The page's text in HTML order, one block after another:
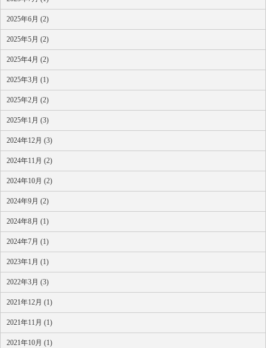
2025年6月 (2)
2025年5月 (2)
2025年4月 (2)
2025年3月 (1)
2025年2月 (2)
2025年1月 (3)
2024年12月 (3)
2024年11月 (2)
2024年10月 (2)
2024年9月 (2)
2024年8月 (1)
2024年7月 (1)
2023年1月 (1)
2022年3月 (3)
2021年12月 (1)
2021年11月 (1)
2021年10月 (1)